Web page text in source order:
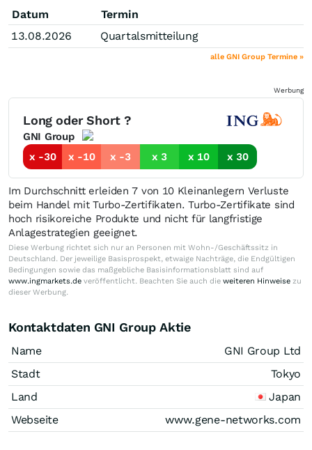
Datum
Termin
13.08.2026
Quartalsmitteilung
alle GNI Group Termine »
Werbung
Long oder Short ?
GNI Group
x -30
x -10 x -3 x 3 x 10 x 30
Im Durchschnitt erleiden 7 von 10 Kleinanlegern Verluste
beim Handel mit Turbo-Zertifikaten. Turbo-Zertifikate sind
hoch risikoreiche Produkte und nicht für langfristige
Anlagestrategien geeignet.
Diese Werbung richtet sich nur an Personen mit Wohn-/Geschäftssitz in
Deutschland. Der jeweilige Basisprospekt, etwaige Nachträge, die Endgültigen
Bedingungen sowie das maßgebliche Basisinformationsblatt sind auf
www.ingmarkets.de veröffentlicht. Beachten Sie auch die weiteren Hinweise zu
dieser Werbung.
Kontaktdaten GNI Group Aktie
Name
GNI Group Ltd
Stadt
Tokyo
Land
Japan
Webseite
www.gene-networks.com